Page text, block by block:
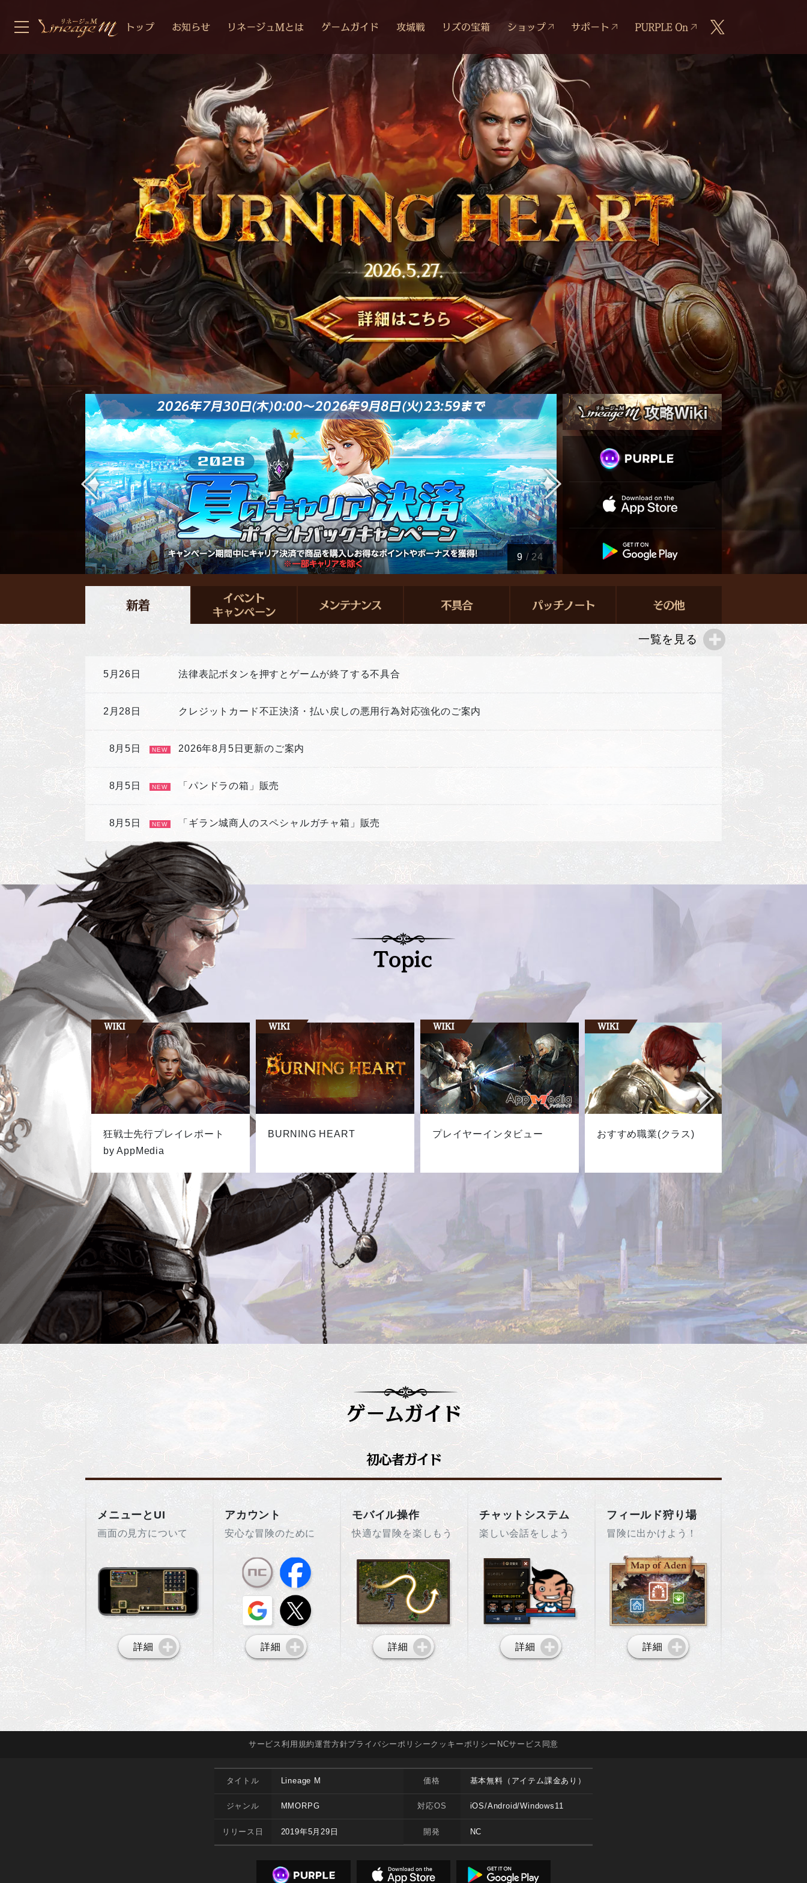
9 / 24
一覧を見る
5月26日 法律表記ボタンを押すとゲームが終了する不具合
2月28日 クレジットカード不正決済・払い戻しの悪用行為対応強化のご案内
8月5日 NEW 2026年8月5日更新のご案内
8月5日 NEW 「パンドラの箱」販売
8月5日 NEW 「ギラン城商人のスペシャルガチャ箱」販売
狂戦士先行プレイレポート
by AppMedia
BURNING HEART プレイヤーインタビュー おすすめ職業(クラス) 最新キ
メニューとUI
画面の見方について
詳細
アカウント
安心な冒険のために
詳細
モバイル操作
快適な冒険を楽しもう
詳細
チャットシステム
楽しい会話をしよう
詳細
フィールド狩り場
冒険に出かけよう！
詳細
サービス利用規約運営方針プライバシーポリシークッキーポリシー NCサービス 同意
タイトル Lineage M
ジャンル MMORPG
リリース日 2019年5月29日
価格 基本無料（アイテム課金あり）
対応OS iOS/Android/Windows11
開発 NC